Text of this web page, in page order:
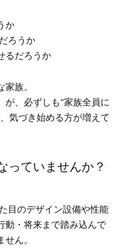
か
ろうか
るだろうか
族。
が、必ずしも"家族全員に
気づき始める方が増えて
っていませんか？
目のデザイン設備や性能
動・将来まで踏み込んで
ん。